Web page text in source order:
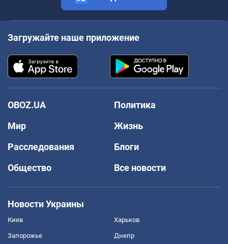
Загружайте наше приложение
OBOZ.UA
Политика
Мир
Жизнь
Расследования
Блоги
Общество
Все новости
Новости Украины
Киев Харьков
Запорожье Днепр